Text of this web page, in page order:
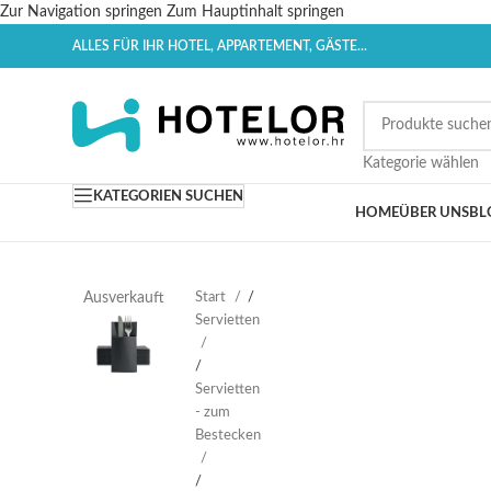
Zur Navigation springen Zum Hauptinhalt springen
ALLES FÜR IHR HOTEL, APPARTEMENT, GÄSTE...
Kategorie wählen
KATEGORIEN SUCHEN
HOMEÜBER UNS
Ausverkauft Start
/
Servietten
/
Servietten
- zum
Bestecken
/